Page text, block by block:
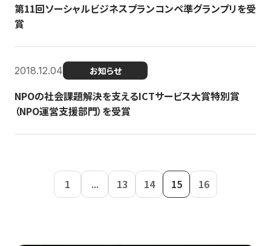
第11回ソーシャルビジネスプランコンペ準グランプリを受
賞
2018.12.04 お知らせ
NPOの社会課題解決を支えるICTサービス大賞特別賞
（NPO運営支援部門）を受賞
1 ... 13 14 15 16